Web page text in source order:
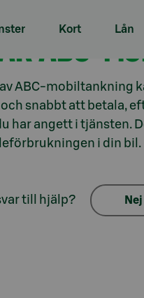
Kort Lån
ABC-
ABC-mobiltankning
snabbt att betala,
har angett i tjänsten.
i din bil.
till hjälp? Nej